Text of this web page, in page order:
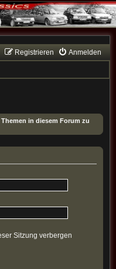
Anmelden
Registrieren
in diesem Forum zu
Sitzung verbergen